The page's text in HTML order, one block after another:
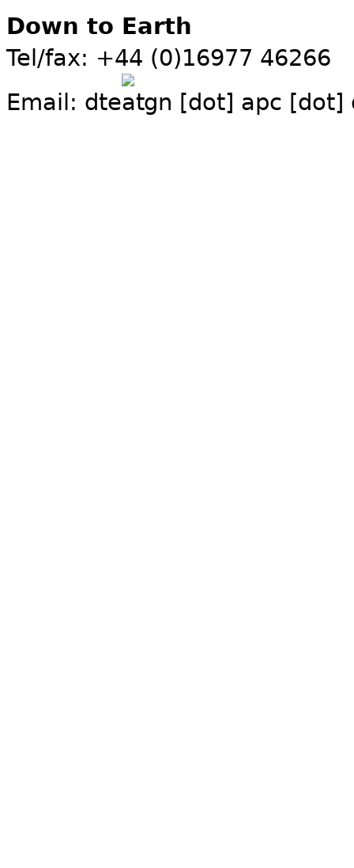
Down to Earth
Tel/fax: +44 (0)16977 46266
Email: dte gn [dot] apc [dot]